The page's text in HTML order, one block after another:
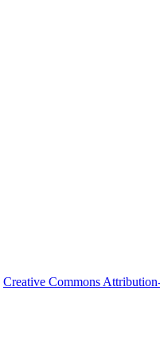
Creative Commons